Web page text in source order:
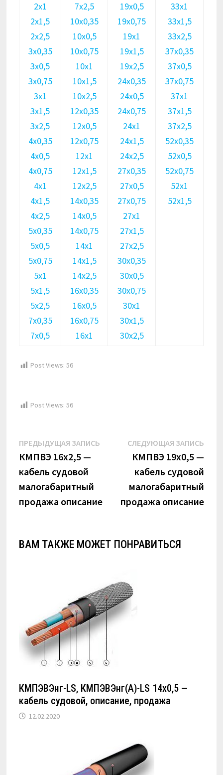
2х1
2х1,5
2х2,5
3х0,35
3х0,5
3х0,75
3х1
3х1,5
3х2,5
4х0,35
4х0,5
4х0,75
4х1
4х1,5
4х2,5
5х0,35
5х0,5
5х0,75
5х1
5х1,5
5х2,5
7х0,35
7х0,5
7х2,5
10х0,35
10х0,5
10х0,75
10х1
10х1,5
10х2,5
12х0,35
12х0,5
12х0,75
12х1
12х1,5
12х2,5
14х0,35
14х0,5
14х0,75
14х1
14х1,5
14х2,5
16х0,35
16х0,5
16х0,75
16х1
19х0,5
19х0,75
19х1
19х1,5
19х2,5
24х0,35
24х0,5
24х0,75
24х1
24х1,5
24х2,5
27х0,35
27х0,5
27х0,75
27х1
27х1,5
27х2,5
30х0,35
30х0,5
30х0,75
30х1
30х1,5
30х2,5
33х1
33х1,5
33х2,5
37х0,35
37х0,5
37х0,75
37х1
37х1,5
37х2,5
52х0,35
52х0,5
52х0,75
52х1
52х1,5
Post Views: 56
Post Views: 56
Навигация
по
записям
ПРЕДЫДУЩАЯ ЗАПИСЬ Предыдущая
КМПВЭ 16х2,5 —
кабель судовой
малогабаритный
продажа описание
СЛЕДУЮЩАЯ ЗАПИСЬ
КМПВЭ 19х0,5 —
кабель судовой
малогабаритный
продажа описание
ВАМ ТАКЖЕ МОЖЕТ ПОНРАВИТЬСЯ
КМПЭВЭнг-LS, КМПЭВЭнг(А)-LS 14х0,5 —
кабель судовой, описание, продажа
12.02.2020